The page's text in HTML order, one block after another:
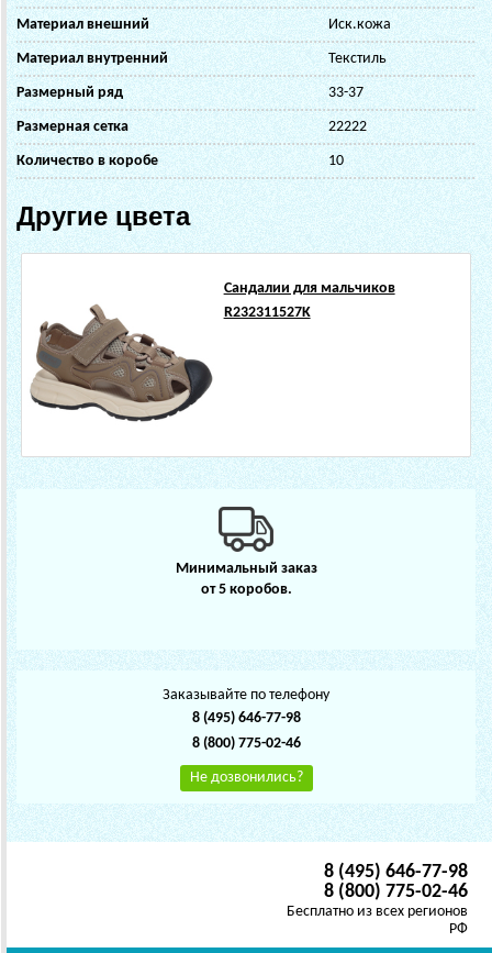
Материал внешний Иск.кожа
Материал внутренний Текстиль
Размерный ряд 33-37
Размерная сетка 22222
Количество в коробе 10
Другие цвета
Сандалии для мальчиков
R232311527K
Минимальный заказ
от 5 коробов.
Заказывайте по телефону
8 (495) 646-77-98
8 (800) 775-02-46
Не дозвонились?
8 (495) 646-77-98
8 (800) 775-02-46
Бесплатно из всех регионов
РФ